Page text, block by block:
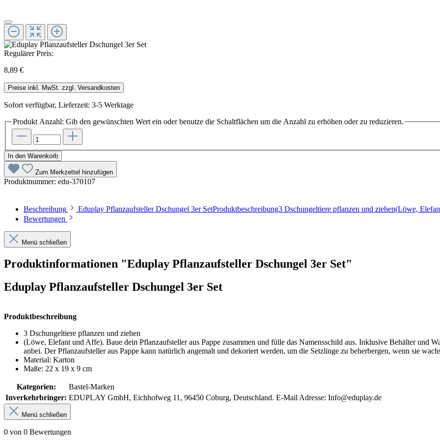
Regulärer Preis:
8,89 €
Preise inkl. MwSt. zzgl. Versandkosten
Sofort verfügbar, Lieferzeit: 3-5 Werktage
Produkt Anzahl: Gib den gewünschten Wert ein oder benutze die Schaltflächen um die Anzahl zu erhöhen oder zu reduzieren.
In den Warenkorb
Zum Merkzettel hinzufügen
Produktnummer: edu-370107
Beschreibung Eduplay Pflanzaufsteller Dschungel 3er SetProduktbeschreibung3 Dschungeltiere pflanzen und ziehen(Löwe,
Bewertungen
Menü schließen
Produktinformationen "Eduplay Pflanzaufsteller Dschungel 3er Set"
Eduplay Pflanzaufsteller Dschungel 3er Set
Produktbeschreibung
3 Dschungeltiere pflanzen und ziehen
(Löwe, Elefant und Affe). Baue dein Pflanzaufsteller aus Pappe zusammen und fülle das Namensschild aus. Inklusive Behälter und
anbei. Der Pflanzaufsteller aus Pappe kann natürlich angemalt und dekoriert werden, um die Setzlinge zu beherbergen, wenn sie
Material: Karton
Maße: 22 x 19 x 9 cm
Kategorien:
Bastel-Marken
Inverkehrbringer: EDUPLAY GmbH, Eichhofweg 11, 96450 Coburg, Deutschland. E-Mail Adresse: Info@eduplay.de
Menü schließen
0 von 0 Bewertungen